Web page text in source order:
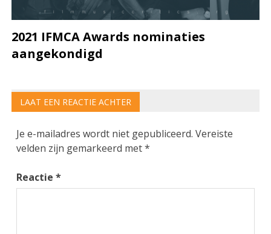
2021 IFMCA Awards nominaties
aangekondigd
LAAT EEN REACTIE ACHTER
Je e-mailadres wordt niet gepubliceerd. Vereiste
velden zijn gemarkeerd met*
Reactie*